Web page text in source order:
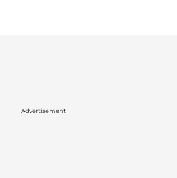
Advertisement